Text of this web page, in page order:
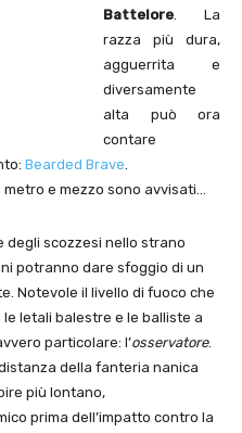
Battelore. La
razza più dura,
agguerrita e
diversamente
alta può ora
contare
Bearded Brave.
e mezzo sono avvisati…
degli scozzesi nello strano
potranno dare sfoggio di un
Notevole il livello di fuoco che
letali balestre e le balliste a
particolare: l’osservatore.
della fanteria nanica
più lontano,
prima dell’impatto contro la